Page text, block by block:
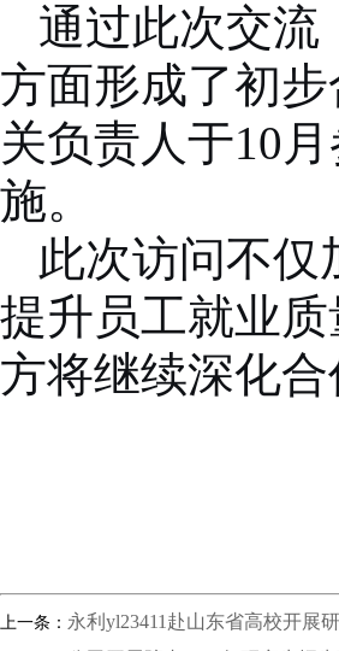
通过此次交流
方面形成了初
关负责人于10
施。
此次访问不仅
提升员工就业
方将继续深化
上一条： 永利yl23411赴山东省高校开展